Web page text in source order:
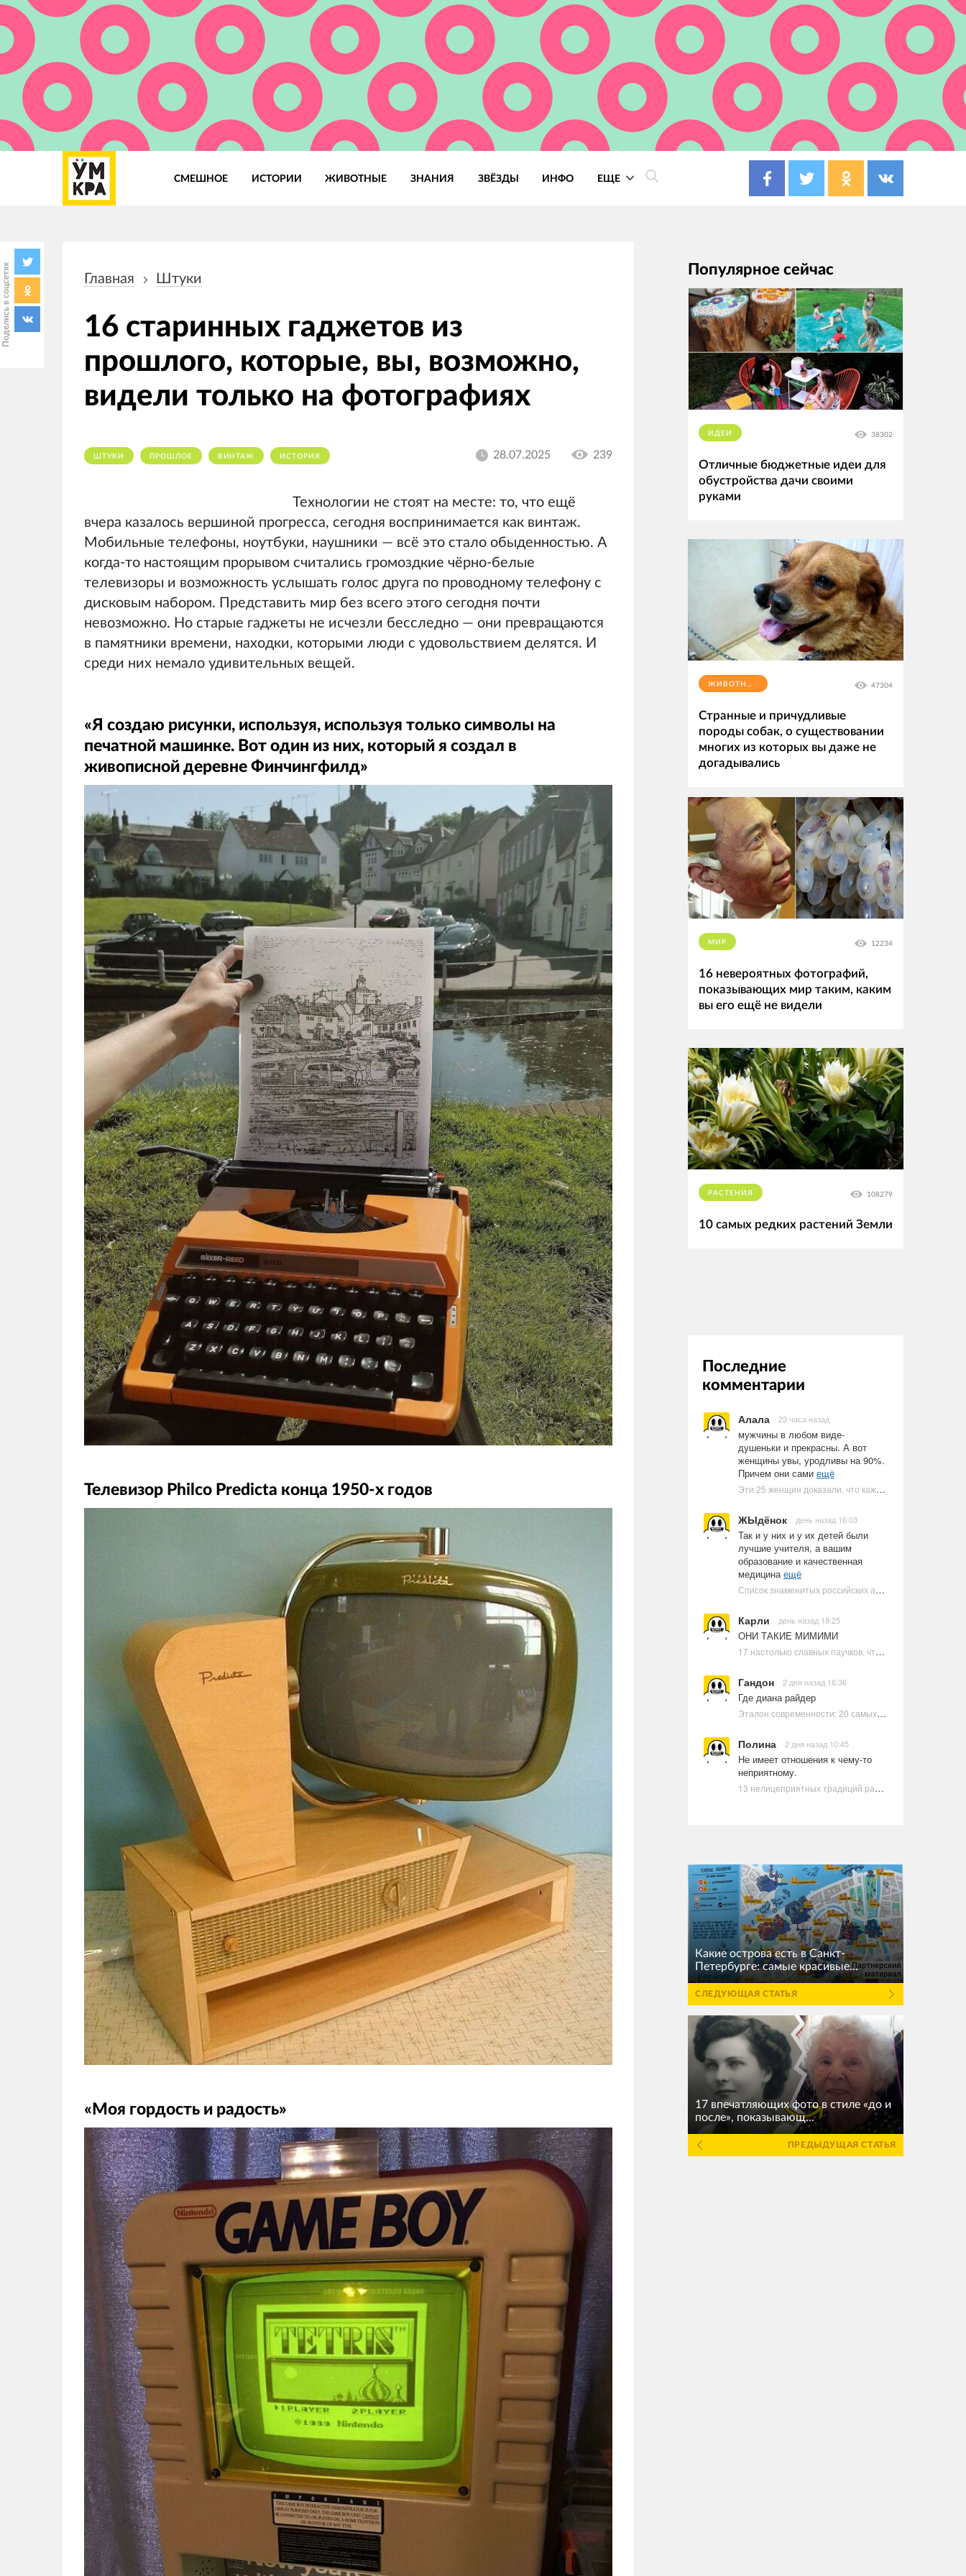
СМЕШНОЕ ИСТОРИИ ЖИВОТНЫЕ ЗНАНИЯ ЗВЁЗДЫ ИНФО ЕЩЕ
Поделись в соцсетях навигации
Главная Штуки
16 старинных гаджетов из
прошлого, которые, вы, возможно,
видели только на фотографиях
ШТУКИ ПРОШЛОЕ ВИНТАЖ ИСТОРИЯ 28.07.2025 239
Технологии не стоят на месте: то, что ещё
вчера казалось вершиной прогресса, сегодня воспринимается как винтаж.
Мобильные телефоны, ноутбуки, наушники — всё это стало обыденностью. А
когда-то настоящим прорывом считались громоздкие чёрно-белые
телевизоры и возможность услышать голос друга по проводному телефону с
дисковым набором. Представить мир без всего этого сегодня почти
невозможно. Но старые гаджеты не исчезли бесследно — они превращаются
в памятники времени, находки, которыми люди с удовольствием делятся. И
среди них немало удивительных вещей.
«Я создаю рисунки, используя, используя только символы на
печатной машинке. Вот один из них, который я создал в
живописной деревне Финчингфилд»
Телевизор Philco Predicta конца 1950-х годов
«Моя гордость и радость»
Популярное сейчас
ИДЕИ 38302
Отличные бюджетные идеи для
обустройства дачи своими
руками
ЖИВОТНЫЕ 47304
Странные и причудливые
породы собак, о существовании
многих из которых вы даже не
догадывались
МИР 12234
16 невероятных фотографий,
показывающих мир таким, каким
вы его ещё не видели
РАСТЕНИЯ 108279
10 самых редких растений Земли
Последние
комментарии
Алала 23 часа назад
мужчины в любом виде-
душеньки и прекрасны. А вот
женщины увы, уродливы на 90%.
Причем они сами ещё
Эти 25 женщин доказали, что каждое тело имеет право быть в бикини
ЖЫдёнок день назад 16:03
Так и у них и у их детей были
лучшие учителя, а вашим
образование и качественная
медицинаещё
Список знаменитых российских артистов-евреев | Ультрамарин
Карли день назад 18:25
ОНИ ТАКИЕ МИМИМИ
17 настолько славных паучков, что даже у арахнофобов появится желание их погладить
Гандон 2 дня назад 16:36
Где диана райдер
Эталон современности: 20 самых красивых и привлекательных актрис Голливуда, по мнению Google | Ультрамарин
Полина 2 дня назад 10:45
Не имеет отношения к чему-то
неприятному.
13 нелицеприятных традиций разных стран, которые могут шокировать неподготовленного человека
Какие острова есть в Санкт-
Петербурге: самые красивые...
СЛЕДУЮЩАЯ СТАТЬЯ
17 впечатляющих фото в стиле «до и
после», показывающ...
ПРЕДЫДУЩАЯ СТАТЬЯ